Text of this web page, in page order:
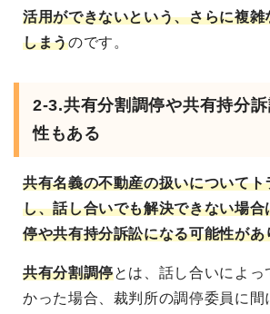
活用ができないという、さらに複雑
しまうのです。
2-3.共有分割調停や共有持分
性もある
共有名義の不動産の扱いについてト
し、話し合いでも解決できない場合
停や共有持分訴訟になる可能性があ
共有分割調停とは、話し合いによっ
かった場合、裁判所の調停委員に間